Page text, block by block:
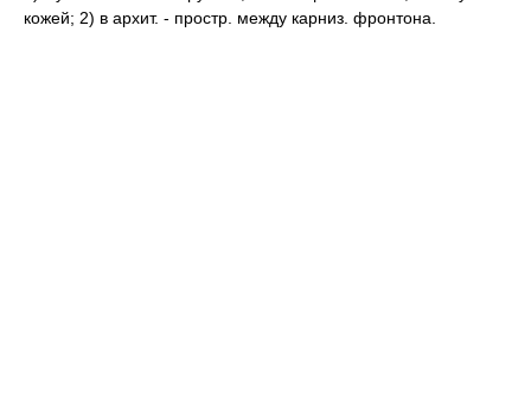
кожей; 2) в архит. - простр. между карниз. фронтона.